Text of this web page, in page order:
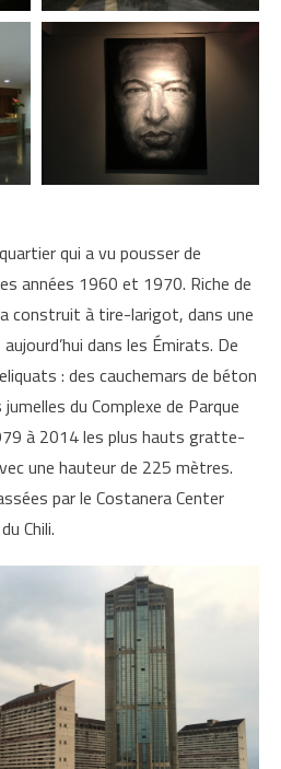
qui a vu pousser de
années 1960 et 1970. Riche de
construit à tire-larigot, dans une
dans les Émirats. De
: des cauchemars de béton
du Complexe de Parque
à 2014 les plus hauts gratte-
une hauteur de 225 mètres.
par le Costanera Center
Chili.